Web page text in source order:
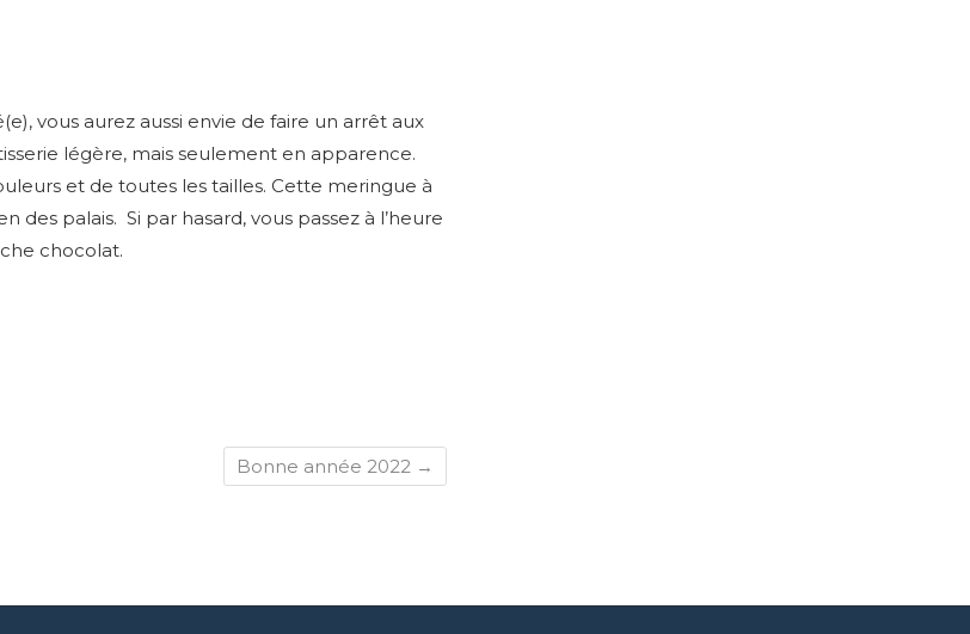
vous aurez aussi envie de faire un arrêt aux
légère, mais seulement en apparence.
et de toutes les tailles. Cette meringue à
palais. Si par hasard, vous passez à l’heure
chocolat.
Bonne année 2022 →